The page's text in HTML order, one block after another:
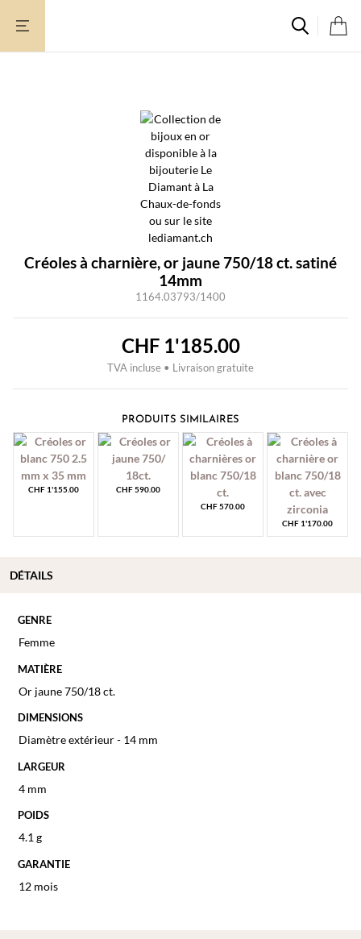
Créoles à charnière, or jaune 750/18 ct. satiné
14mm
1164.03793/1400
CHF1'185.00
TVA incluse • Livraison gratuite
PRODUITS SIMILAIRES
CHF 1'155.00 CHF590.00
CHF570.00
CHF 1'170.00
GENRE
Femme
MATIÈRE
Or jaune 750/18 ct.
DIMENSIONS
Diamètre extérieur - 14 mm
LARGEUR
4 mm
POIDS
4.1 g
GARANTIE
12 mois
DÉTAILS